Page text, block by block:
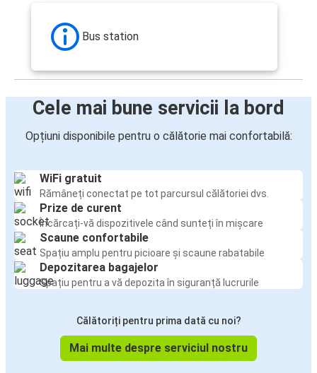
Bus station
Cele mai bune servicii la bord
Opțiuni disponibile pentru o călătorie mai confortabilă:
WiFi gratuit
Rămâneți conectat pe tot parcursul călătoriei dvs.
Prize de curent
Încărcați-vă dispozitivele când sunteți în mișcare
Scaune confortabile
Spațiu amplu pentru picioare și scaune rabatabile
Depozitarea bagajelor
Spațiu pentru a vă depozita în siguranță lucrurile
Călătoriți pentru prima dată cu noi?
Mai multe despre serviciul nostru